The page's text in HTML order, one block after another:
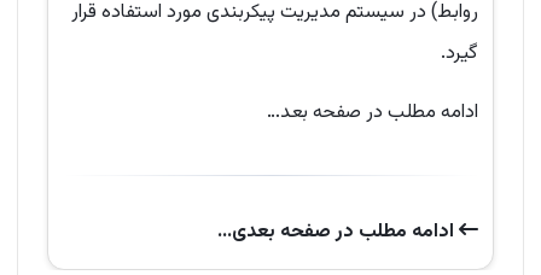
روابط) در سیستم مدیریت پیکربندی مورد استفاده قرار
گیرد.
ادامه مطلب در صفحه بعد…
ادامه‌ مطلب در صفحه‌ بعدی...